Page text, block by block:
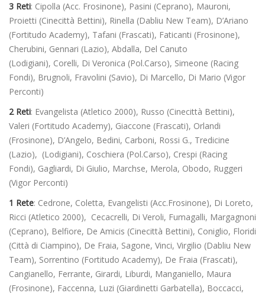
3 Reti: Cipolla (Acc. Frosinone), Pasini (Ceprano), Mauroni,
Proietti (Cinecittà Bettini), Rinella (Dabliu New Team), D’Ariano
(Fortitudo Academy), Tafani (Frascati), Faticanti (Frosinone),
Cherubini, Gennari (Lazio), Abdalla, Del Canuto
(Lodigiani), Corelli, Di Veronica (Pol.Carso), Simeone (Racing
Fondi), Brugnoli, Fravolini (Savio), Di Marcello, Di Mario (Vigor
Perconti)
2 Reti: Evangelista (Atletico 2000), Russo (Cinecittà Bettini),
Valeri (Fortitudo Academy), Giaccone (Frascati), Orlandi
(Frosinone), D’Angelo, Bedini, Carboni, Rossi G., Tredicine
(Lazio), (Lodigiani), Coschiera (Pol.Carso), Crespi (Racing
Fondi), Gagliardi, Di Giulio, Marchse, Merola, Obodo, Ruggeri
(Vigor Perconti)
1 Rete: Cedrone, Coletta, Evangelisti (Acc.Frosinone), Di Loreto,
Ricci (Atletico 2000), Cecacrelli, Di Veroli, Fumagalli, Margagnoni
(Ceprano), Belfiore, De Amicis (Cinecittà Bettini), Coniglio, Floridi
(Città di Ciampino), De Fraia, Sagone, Vinci, Virgilio (Dabliu New
Team), Sorrentino (Fortitudo Academy), De Fraia (Frascati),
Cangianello, Ferrante, Girardi, Liburdi, Manganiello, Maura
(Frosinone), Faccenna, Luzi (Giardinetti Garbatella), Boccacci,